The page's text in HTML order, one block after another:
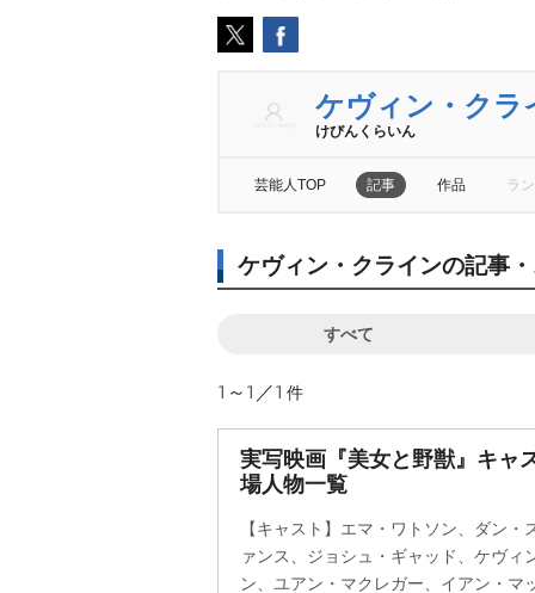
ケヴィン・クラ
けびんくらいん
芸能人TOP 記事 作品 ラ
ケヴィン・クラインの記事
すべて
1～1／1 件
実写映画『美女と野獣』キャ
場人物一覧
【キャスト】エマ・ワトソン、ダン
ァンス、ジョシュ・ギャッド、ケヴィ
ン、ユアン・マクレガー、イアン・マ